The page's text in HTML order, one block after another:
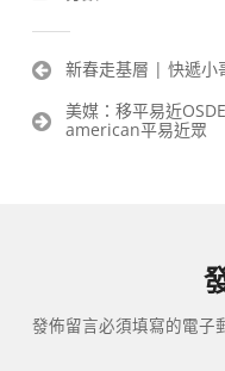
文
導
新春走基層 | 快遞小
美媒：移平易近
american平易近眾
發佈留言必須填寫的電子